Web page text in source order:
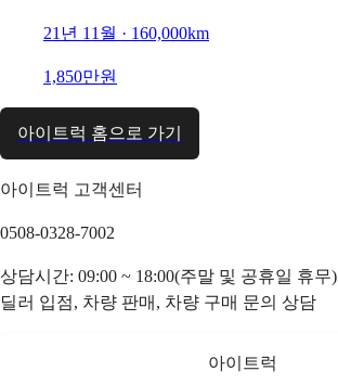
21년 11월 · 160,000km
1,850만원
아이트럭 홈으로 가기
아이트럭 고객센터
0508-0328-7002
상담시간: 09:00 ~ 18:00(주말 및 공휴일 휴무)
딜러 입점, 차량 판매, 차량 구매 문의 상담
아이트럭